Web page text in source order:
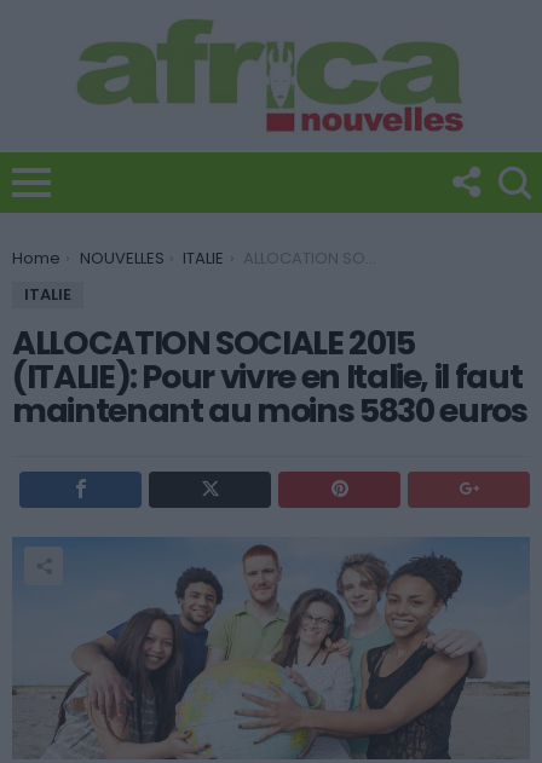
You are here:
Home NOUVELLES ITALIE
ALLOCATION SOCIALE 2015 (ITALIE): Pour vivre en Italie, il faut maintenant au moins 5830 euros
ITALIE
ALLOCATION SOCIALE 2015
(ITALIE): Pour vivre en Italie, il faut
maintenant au moins 5830 euros